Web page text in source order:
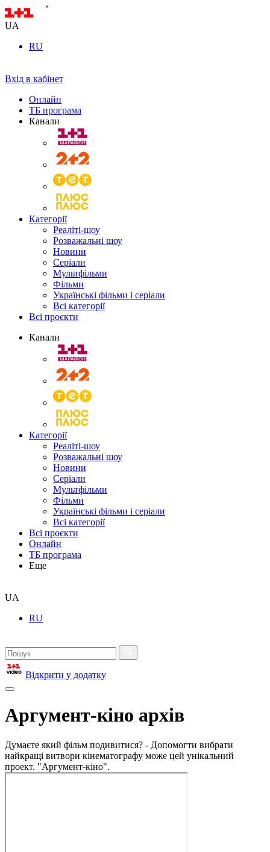
UA
RU
Вхід в кабінет
Онлайн
ТБ програма
Канали
Категорії
Реаліті-шоу
Розважальні шоу
Новини
Серіали
Мультфільми
Фільми
Українські фільми і серіали
Всі категорії
Всі проєкти
Канали
Категорії
Реаліті-шоу
Розважальні шоу
Новини
Серіали
Мультфільми
Фільми
Українські фільми і серіали
Всі категорії
Всі проєкти
Онлайн
ТБ програма
Еще
UA
RU
Відкрити у додатку
Аргумент-кіно архів
Думаєте який фільм подивитися? - Допомогти вибрати
найкращі витвори кінематографу може цей унікальний
проект. "Аргумент-кіно".